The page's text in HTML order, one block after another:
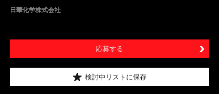
日華化学株式会社
応募する
検討中リストに保存